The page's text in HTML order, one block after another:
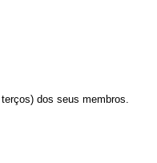
dos seus membros.